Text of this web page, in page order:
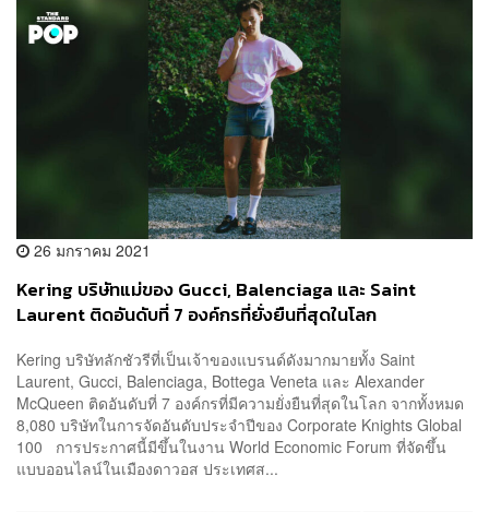
26 มกราคม 2021
Kering บริษัทแม่ของ Gucci, Balenciaga และ Saint
Laurent ติดอันดับที่ 7 องค์กรที่ยั่งยืนที่สุดในโลก
Kering บริษัทลักชัวรีที่เป็นเจ้าของแบรนด์ดังมากมายทั้ง Saint
Laurent, Gucci, Balenciaga, Bottega Veneta และ Alexander
McQueen ติดอันดับที่ 7 องค์กรที่มีความยั่งยืนที่สุดในโลก จากทั้งหมด
8,080 บริษัทในการจัดอันดับประจำปีของ Corporate Knights Global
100 การประกาศนี้มีขึ้นในงาน World Economic Forum ที่จัดขึ้น
แบบออนไลน์ในเมืองดาวอส ประเทศส...